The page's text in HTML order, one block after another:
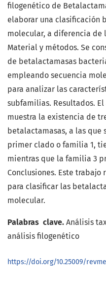
filogenético de
elaborar una clasificación
molecular, a diferencia de
Material y métodos. Se
de betalactamasas
empleando secuencia
para analizar las
subfamilias. Resultados.
muestra la existencia de
betalactamasas, a las que
primer clado o familia 1,
mientras que la familia 3
Conclusiones. Este
para clasificar las
molecular.
Palabras clave. Análisis
análisis filogenético
https://doi.org/10.25009/